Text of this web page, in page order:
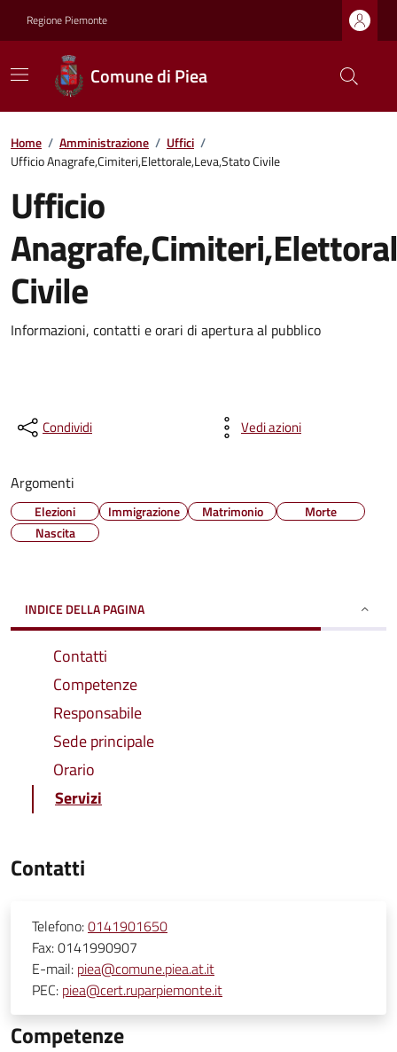
Regione Piemonte
Comune di Piea
Home / Amministrazione / Uffici /
Ufficio Anagrafe,Cimiteri,Elettorale,Leva,Stato Civile
Ufficio
Civile
Informazioni, contatti e orari di apertura al pubblico
Condividi Vedi azioni
Argomenti
Elezioni Immigrazione Matrimonio
Morte
Nascita
INDICE DELLA PAGINA
Contatti
Competenze
Responsabile
Sede principale
Orario
Servizi
Contatti
Telefono:0141901650
Fax:0141990907
E-mail: piea@comune.piea.at.it
PEC: piea@cert.ruparpiemonte.it
Competenze